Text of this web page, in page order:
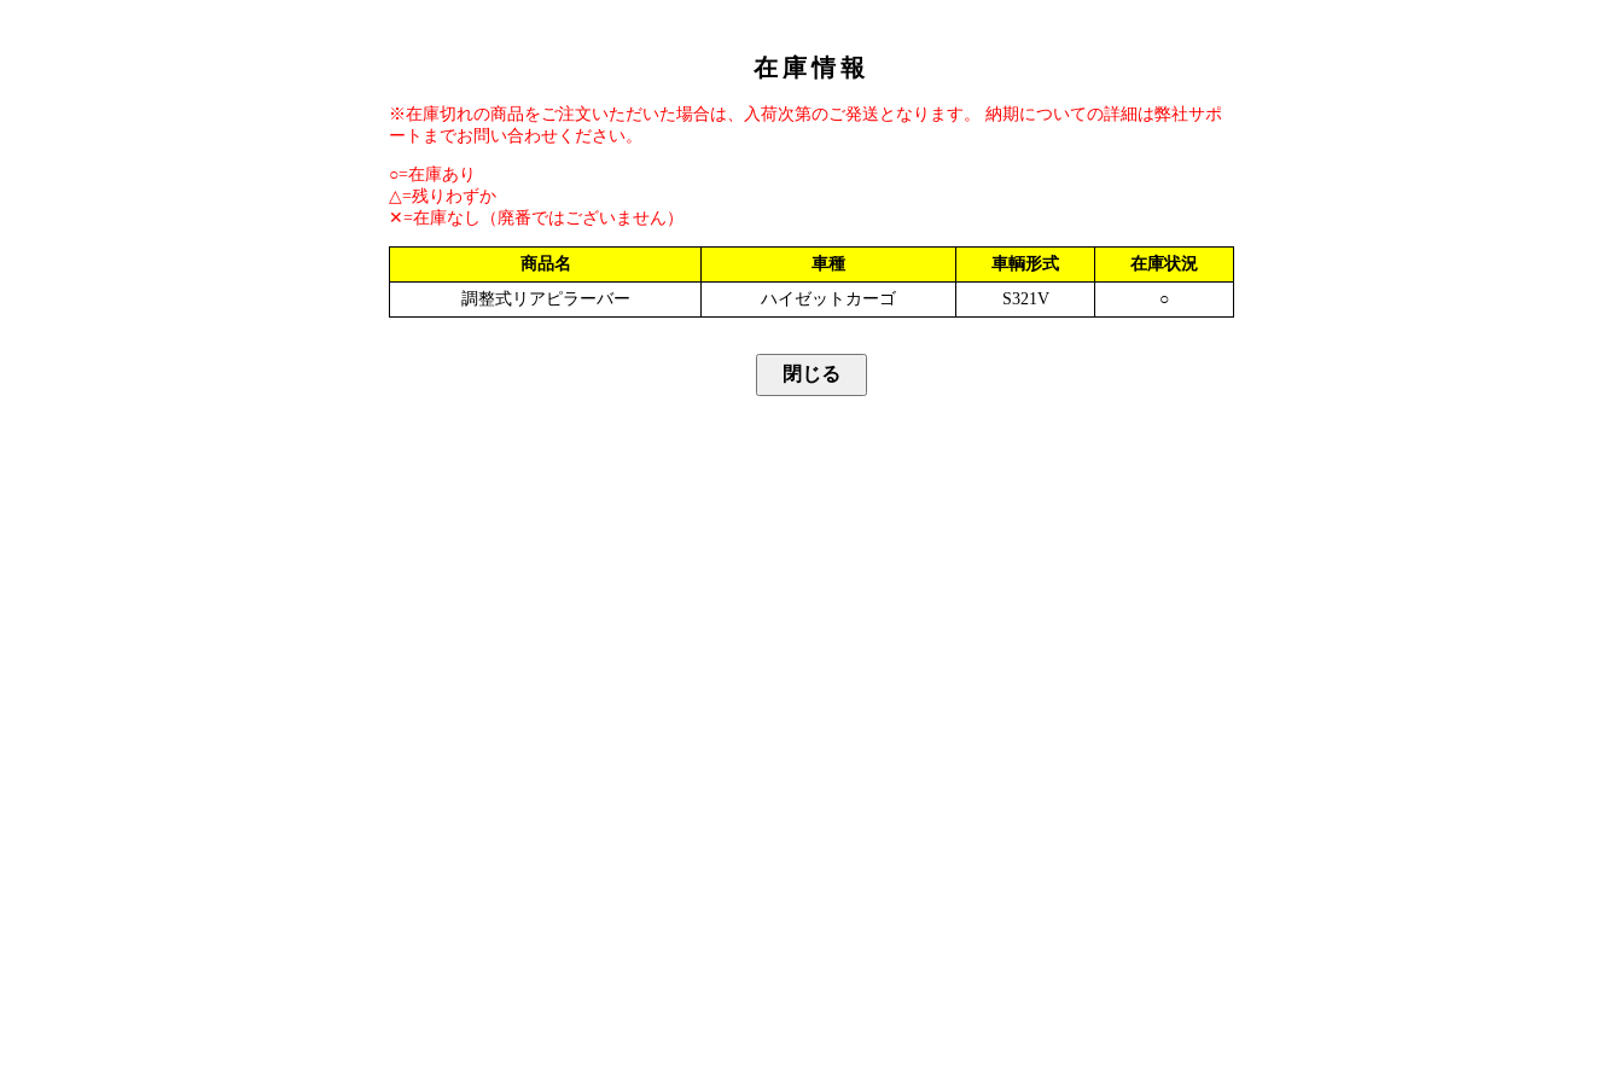
在庫情報
※在庫切れの商品をご注文いただいた場合は、入荷次第のご発送となります。 納期についての詳細は弊社サポ
ートまでお問い合わせください。
○=在庫あり
△=残りわずか
✕=在庫なし（廃番ではございません）
商品名 車種 車輌形式
在庫状況
調整式リアピラーバー
ハイゼットカーゴ S321V ○